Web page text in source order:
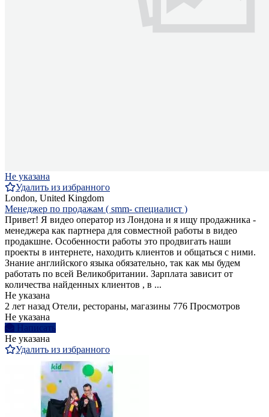
Не указана
Удалить из избранного
London, United Kingdom
Менеджер по продажам ( smm- специалист )
Привет! Я видео оператор из Лондона и я ищу продажника -
менеджера как партнера для совместной работы в видео
продакшне. Особенности работы это продвигать наши
проекты в интернете, находить клиентов и общаться с ними.
Знание английского языка обязательно, так как мы будем
работать по всей Великобритании. Зарплата зависит от
количества найденных клиентов , в ...
Не указана
2 лет назад Отели, рестораны, магазины 776 Просмотров
Не указана
Написать
Не указана
Удалить из избранного